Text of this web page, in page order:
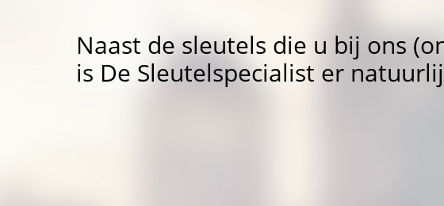
Naast de sleutels die u bij ons
is De Sleutelspecialist er